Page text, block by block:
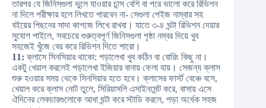
তারপর যে জিনিসগুলা ভুলে যাওয়ার চান্স বেশি বা পরে ভালো করে রিভিশন
না দিলে পরীক্ষার হলে লিখতে পারবেন না- সেগুলা পেইজ নাম্বার সহ
বইয়ের পিছনের সাদা কাগজে লিখে রাখবা। যাতে ৩-৪ ঘন্টা রিভিশন দেয়ার
সুযোগ পাইলে, সবচেয়ে গুরুত্বপূর্ণ জিনিসগুলা পৃষ্ঠা নম্বর দিয়ে খুব
সহজেই খুঁজে বের করে রিভিশন দিতে পারো।
11: ক্লাসে সিনসিয়ার থাকো: পড়ালেখা খুব কঠিন বা বোরিং কিছু না।
একটু খেয়াল করলেই পড়ালেখা ইজিয়ার বানায় ফেলা যায়। সেজন্য ক্লাস
শুরু হওয়ার সময় থেকে সিনসিয়ার হতে হবে। ক্লাসের ফার্স্ট বেঞ্চে বসে,
খেয়াল করে ক্লাস নোট তুলে, সিরিয়াসলি এসাইনমেন্ট করে, বাসায় এসে
ঐদিনের লেকচারগুলোকে আধা ঘন্টা করে স্টাডি করলে, পড়া অর্ধেক সহজ